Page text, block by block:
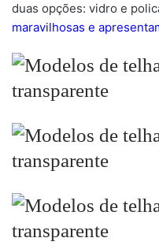
duas opções: vidro e
maravilhosas e